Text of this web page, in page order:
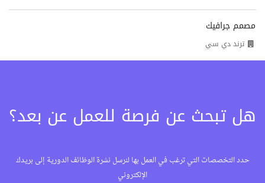
مصمم جرافيك
ترند دي سي
هل تبحث عن فرصة للعمل عن بعد؟
حدد التخصصات التي ترغب في العمل بها لنرسل نشرة الوظائف الدورية إلى بريدك
الإلكتروني